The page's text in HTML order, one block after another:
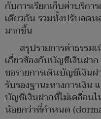
กับการเรียกเก็บค่าบริกา
เดียวกัน รวมทั้งปรับลด
มากขึ้น
สรุปรายการค่าธรร
เกี่ยวข้องกับบัญชีเงินฝา
ขอรายการเดินบัญชีเงิน
รับรองฐานะทางการเงิ
บัญชีเงินฝากที่ไม่เคลื่อน
น้อยกว่าที่กำหนด